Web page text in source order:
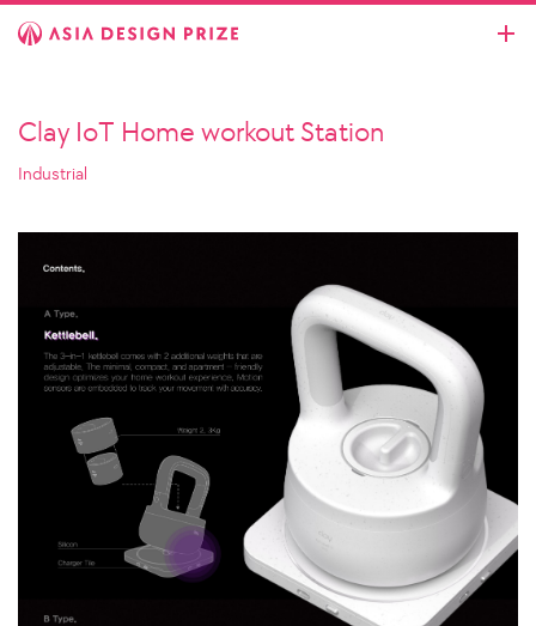
Clay IoT Home workout Station
Industrial